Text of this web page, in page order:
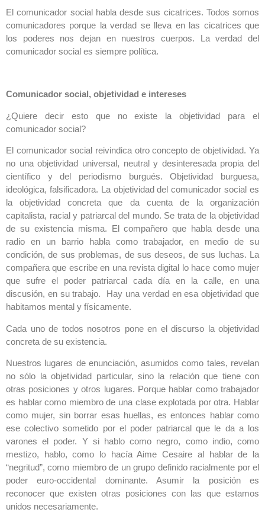
El comunicador social habla desde sus cicatrices. Todos somos
comunicadores porque la verdad se lleva en las cicatrices que
los poderes nos dejan en nuestros cuerpos. La verdad del
comunicador social es siempre política.
Comunicador social, objetividad e intereses
¿Quiere decir esto que no existe la objetividad para el
comunicador social?
El comunicador social reivindica otro concepto de objetividad. Ya
no una objetividad universal, neutral y desinteresada propia del
científico y del periodismo burgués. Objetividad burguesa,
ideológica, falsificadora. La objetividad del comunicador social es
la objetividad concreta que da cuenta de la organización
capitalista, racial y patriarcal del mundo. Se trata de la objetividad
de su existencia misma. El compañero que habla desde una
radio en un barrio habla como trabajador, en medio de su
condición, de sus problemas, de sus deseos, de sus luchas. La
compañera que escribe en una revista digital lo hace como mujer
que sufre el poder patriarcal cada día en la calle, en una
discusión, en su trabajo. Hay una verdad en esa objetividad que
habitamos mental y físicamente.
Cada uno de todos nosotros pone en el discurso la objetividad
concreta de su existencia.
Nuestros lugares de enunciación, asumidos como tales, revelan
no sólo la objetividad particular, sino la relación que tiene con
otras posiciones y otros lugares. Porque hablar como trabajador
es hablar como miembro de una clase explotada por otra. Hablar
como mujer, sin borrar esas huellas, es entonces hablar como
ese colectivo sometido por el poder patriarcal que le da a los
varones el poder. Y si hablo como negro, como indio, como
mestizo, hablo, como lo hacía Aime Cesaire al hablar de la
“negritud”, como miembro de un grupo definido racialmente por el
poder euro-occidental dominante. Asumir la posición es
reconocer que existen otras posiciones con las que estamos
unidos necesariamente.